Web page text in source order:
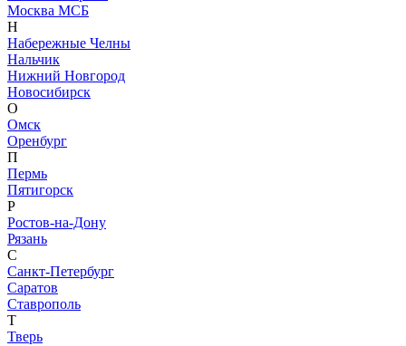
Москва МСБ
Н
Набережные Челны
Нальчик
Нижний Новгород
Новосибирск
О
Омск
Оренбург
П
Пермь
Пятигорск
Р
Ростов-на-Дону
Рязань
С
Санкт-Петербург
Саратов
Ставрополь
Т
Тверь